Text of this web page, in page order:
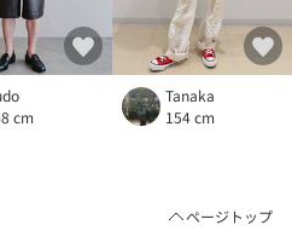
cm
Tanaka
154 cm
ページトップ